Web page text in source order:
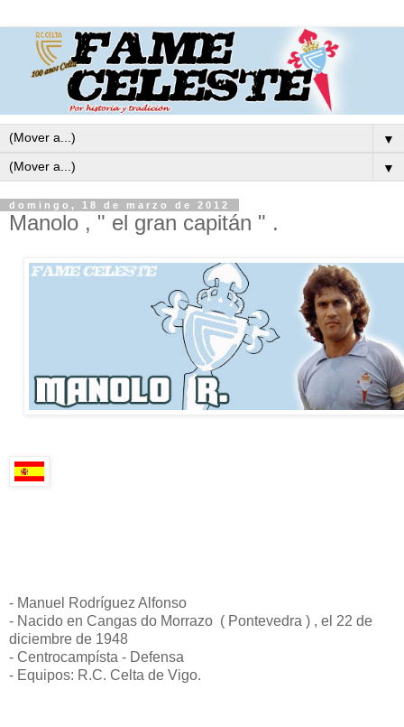
▼
▼
domingo, 18 de marzo de 2012
Manolo , " el gran capitán " .
- Manuel Rodríguez Alfonso
- Nacido en Cangas do Morrazo ( Pontevedra ) , el 22 de
diciembre de 1948
- Centrocampísta - Defensa
- Equipos: R.C. Celta de Vigo.